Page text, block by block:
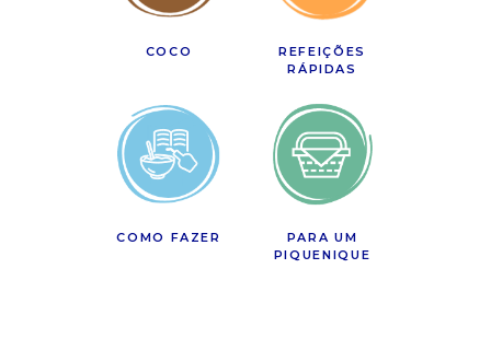
COCO
REFEIÇÕES
RÁPIDAS
COMO FAZER
PARA UM
PIQUENIQUE